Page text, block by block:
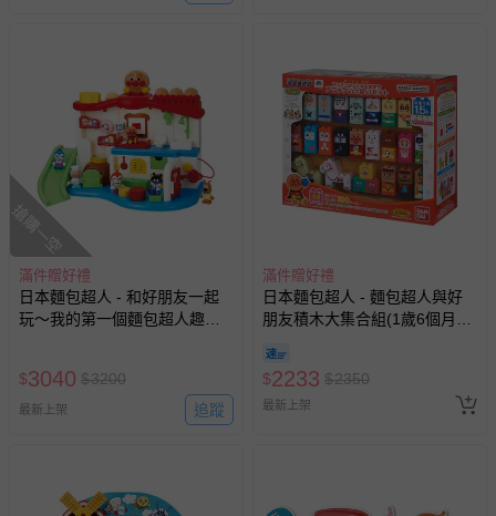
搶購一空
滿件贈好禮
日本麵包超人 - 和好朋友一起
玩～我的第一個麵包超人趣味
$3040 $3200
最新上架 追蹤
滿件贈好禮
日本麵包超人 - 麵包超人與好
朋友積木大集合組(1歲6個月以
$2233 $2350
最新上架